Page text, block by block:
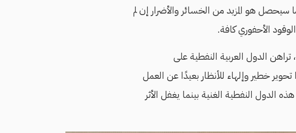
سيحصل هو المزيد من الخسائر والأضرار إن لم
الأحفوري كافة.
الدول العربية النفطية على
خطير وإلهاء للأنظار بعيدًا عن العمل
النفطية الغنية بينما يغفل الأثر